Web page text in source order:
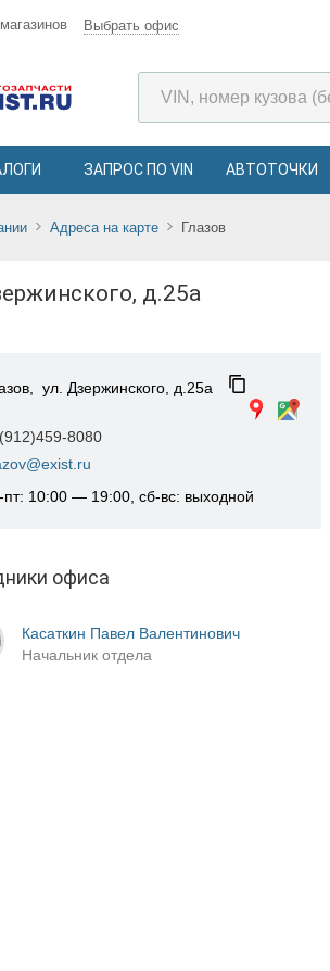
Выбрать офис
ЗАПРОС ПО VIN АВТОТОЧКИ
Адреса на карте Глазов
д.25а
ул. Дзержинского, д.25а
8080
пт: 10:00 — 19:00, сб-вс: выходной
офиса
Касаткин Павел Валентинович
Начальник отдела